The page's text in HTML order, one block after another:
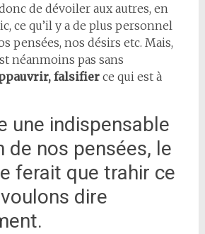
de dévoiler aux autres, en
ce qu’il y a de plus personnel
pensées, nos désirs etc. Mais,
néanmoins pas sans
falsifierce qui est à
une indispensable
de nos pensées, le
ferait que trahir ce
dire